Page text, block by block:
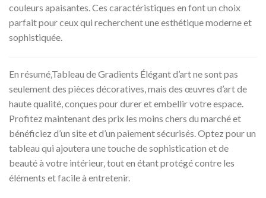
couleurs apaisantes. Ces caractéristiques en font un choix
parfait pour ceux qui recherchent une esthétique moderne et
sophistiquée.
En résumé,Tableau de Gradients Élégant d’art ne sont pas
seulement des pièces décoratives, mais des œuvres d’art de
haute qualité, conçues pour durer et embellir votre espace.
Profitez maintenant des prix les moins chers du marché et
bénéficiez d’un site et d’un paiement sécurisés. Optez pour un
tableau qui ajoutera une touche de sophistication et de
beauté à votre intérieur, tout en étant protégé contre les
éléments et facile à entretenir.